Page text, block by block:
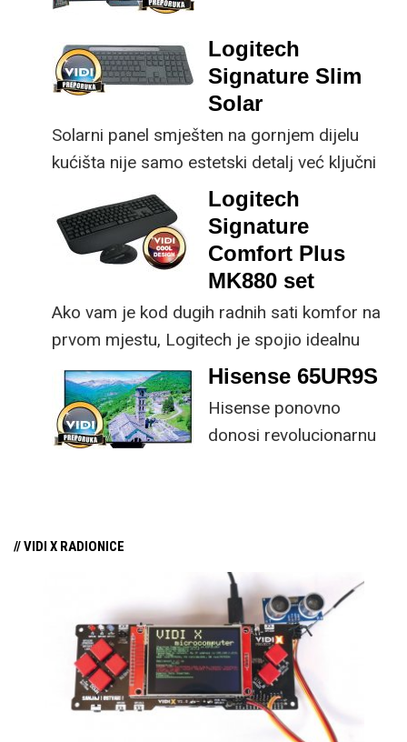
ključne svakom
korisniku.
male ustupke možete
osjetno uštedjeti pri
kupnji.
Logitech
Signature Slim
Solar
Solarni panel smješten na gornjem dijelu
kućišta nije samo estetski detalj već ključni
dio koncepta ovog proizvoda, jer koristi
energiju prirodnog ili umjetnog svjetla za
rad.
Logitech
Signature
Comfort Plus
MK880 set
Ako vam je kod dugih radnih sati komfor na
prvom mjestu, Logitech je spojio idealnu
kombinaciju tipkovnice i miša s naprednim
funkcijama.
Hisense 65UR9S
Hisense ponovno
donosi revolucionarnu
// VIDI X RADIONICE